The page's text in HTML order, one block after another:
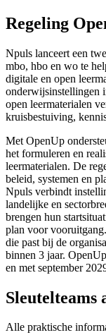
Regeling
Npuls lanceert een
mbo, hbo en wo te
digitale en open
onderwijsinstellingen
open leermaterialen
kruisbestuiving,
Met OpenUp
het formuleren en
leermaterialen. De
beleid, systemen en
Npuls verbindt
landelijke en
brengen hun
plan voor
die past bij de
binnen 3 jaar.
en met september
Sleutelteams
Alle praktische